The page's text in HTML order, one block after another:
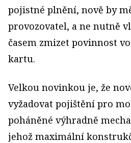
pojistné plnění, nově by
provozovatel, a ne nutně
časem zmizet povinnost
kartu.
Velkou novinkou je, že
vyžadovat pojištění pro
poháněné výhradně
jehož maximální